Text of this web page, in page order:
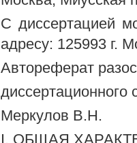
С диссертацией
адресу: 125993 г.
Автореферат
диссертационного
Меркулов В.Н.
I. ОБЩАЯ